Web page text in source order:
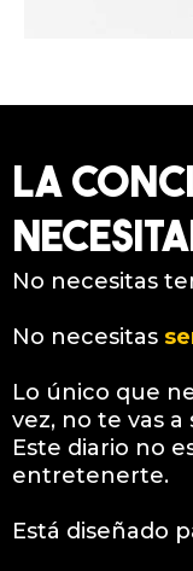
LA
No necesitas
No necesitas
Lo único que
vez, no te vas a
Este diario no
entretenerte.
Está diseñado